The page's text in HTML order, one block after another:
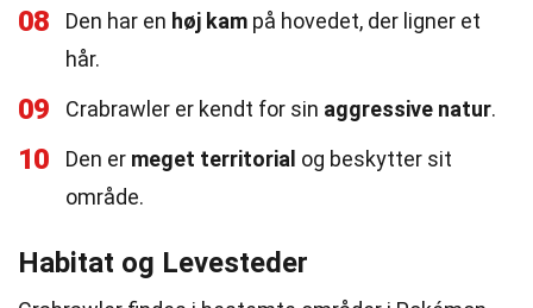
08 Den har en høj kam på hovedet, der ligner et
hår.
09 Crabrawler er kendt for sin aggressive natur.
10 Den er meget territorial og beskytter sit
område.
Habitat og Levesteder